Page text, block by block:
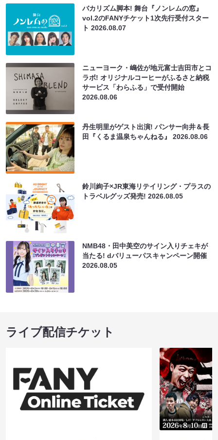
バカリズム脚本! 舞台『ノンレムの窓』
vol.2のFANYチケット1次先行受付スター
ト2026.08.07
ニューヨーク・嶋佐が地元富士吉田市とコ
ラボ! オリジナルコーヒーがふるさと納税
サービス「わらふる」で受付開始
2026.08.06
丹生明里がゲスト出演! パンサー向井＆長
田『くるま温泉ちゃんねる』2026.08.06
鈴川絢子×JR東海リテイリング・プラスの
トラベルグッズ発売!2026.08.05
NMB48・田中美空のサイン入りチェキが
当たる! dバリューパスキャンペーン開催
2026.08.05
ライブ配信チケット